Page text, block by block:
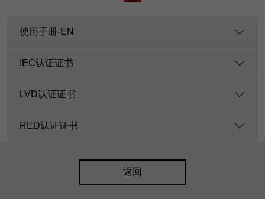
使用手册-EN
IEC认证证书
LVD认证证书
RED认证证书
返回